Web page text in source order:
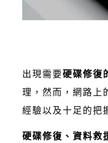
出現需要硬碟修復
理，然而，網路上
經驗以及十足的把
硬碟修復、資料救